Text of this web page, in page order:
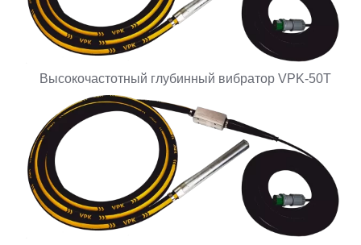
Высокочастотный глубинный вибратор VPK-50T